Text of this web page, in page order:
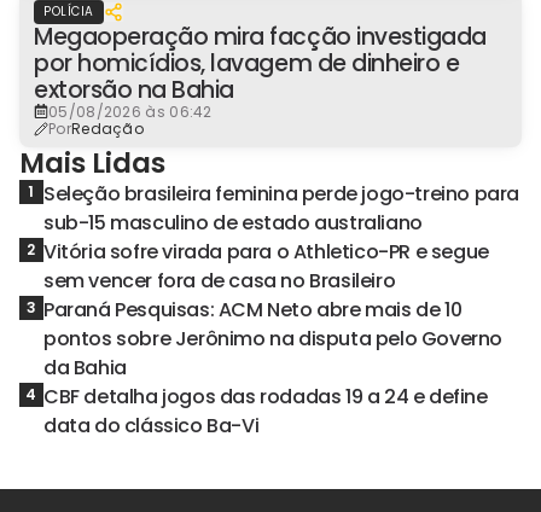
POLÍCIA
Megaoperação mira facção investigada
por homicídios, lavagem de dinheiro e
extorsão na Bahia
05/08/2026 às 06:42
PorRedação
Mais Lidas
1 Seleção brasileira feminina perde jogo-treino para
sub-15 masculino de estado australiano
2 Vitória sofre virada para o Athletico-PR e segue
sem vencer fora de casa no Brasileiro
3 Paraná Pesquisas: ACM Neto abre mais de 10
pontos sobre Jerônimo na disputa pelo Governo
da Bahia
4 CBF detalha jogos das rodadas 19 a 24 e define
data do clássico Ba-Vi